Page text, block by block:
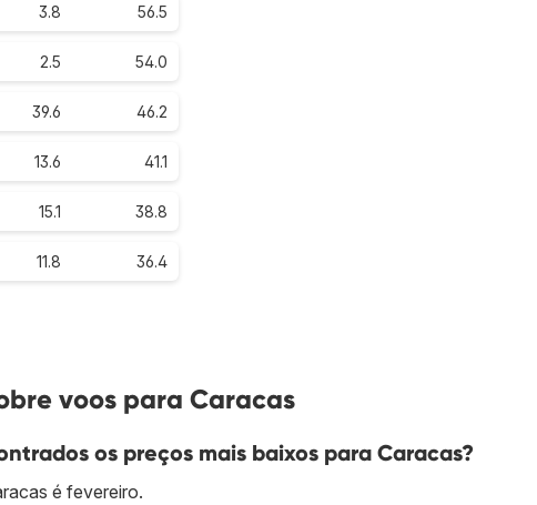
3.8 56.5
2.5 54.0
39.6 46.2
13.6 41.1
15.1 38.8
11.8 36.4
voos para Caracas
os preços mais baixos para Caracas?
é fevereiro.